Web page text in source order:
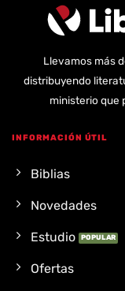
Llevamos más
distribuyendo
ministerio que
INFORMACIÓN ÚTIL
Biblias
Novedades
Estudio
Ofertas